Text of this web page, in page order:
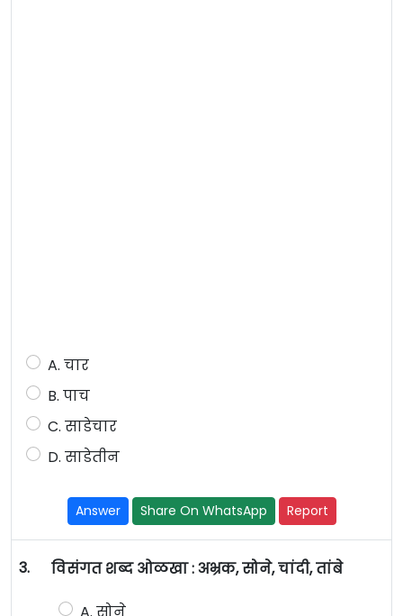
A. चार
B. पाच
C. साडेचार
D. साडेतीन
Answer Share On WhatsApp Report
3. विसंगत शब्द ओळखा : अभ्रक, सोने, चांदी, तांबे